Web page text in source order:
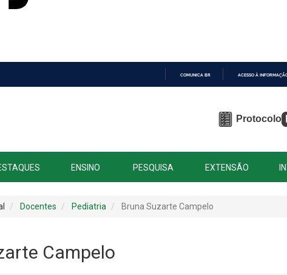
COMUNICA BR ACESSO À
Protocolo
ENSINO PESQUISA EXTENSÃO
Docentes Pediatria Bruna Suzarte Campelo
Campelo